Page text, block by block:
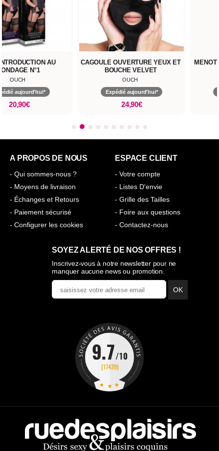
AU
N°1
OUCH
aujourd'hui*
20,90€
CAGOULE OUVERTURE YEUX ET
BOUCHE VELVET
OUCH
Expédié aujourd'hui*
24,90€
A PROPOS DE NOUS
- Qui sommes-nous ?
- Moyens de livraison
- Échanges et Retours
- Paiement sécurisé
- Configurer les cookies
ESPACE CLIENT
- Votre compte
- Listes D'envie
- Grille des Tailles
- Foire aux questions
- Contactez-nous
SOYEZ ALERTÉ DE NOS OFFRES !
Inscrivez-vous à notre newsletter pour ne
manquer aucune news ou promotion.
OK